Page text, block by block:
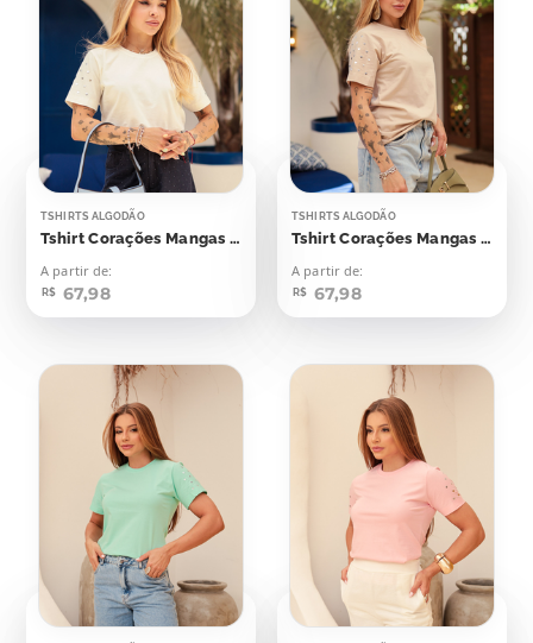
TSHIRTS ALGODÃO
Tshirt Corações Mangas Aplicação
A partir de:
R$ 67,98
TSHIRTS ALGODÃO
Tshirt Corações Mangas Aplicação
A partir de:
R$ 67,98